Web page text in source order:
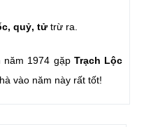
quỷ, tửtrừ ra.
năm 1974 gặp Trạch Lộc
vào năm này rất tốt!